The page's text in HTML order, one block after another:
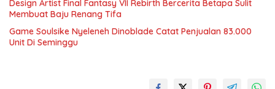
Design Artist Final Fantasy VII Rebirth Bercerita Betapa Sulit
Membuat Baju Renang Tifa
Game Soulsike Nyeleneh Dinoblade Catat Penjualan 83.000
Unit Di Seminggu